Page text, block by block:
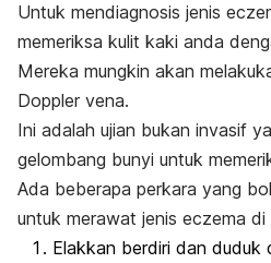
Untuk mendiagnosis jenis
memeriksa kulit kaki anda
Mereka mungkin akan
Doppler vena.
Ini adalah ujian bukan invasif
gelombang bunyi untuk
Ada beberapa perkara yang
untuk merawat jenis eczema di
Elakkan berdiri dan duduk